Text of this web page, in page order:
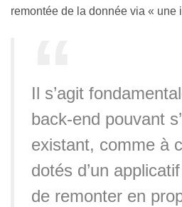
remontée de la donnée via « une
Il s’agit
back-end pouvant
existant, comme à
dotés d’un
de remonter en